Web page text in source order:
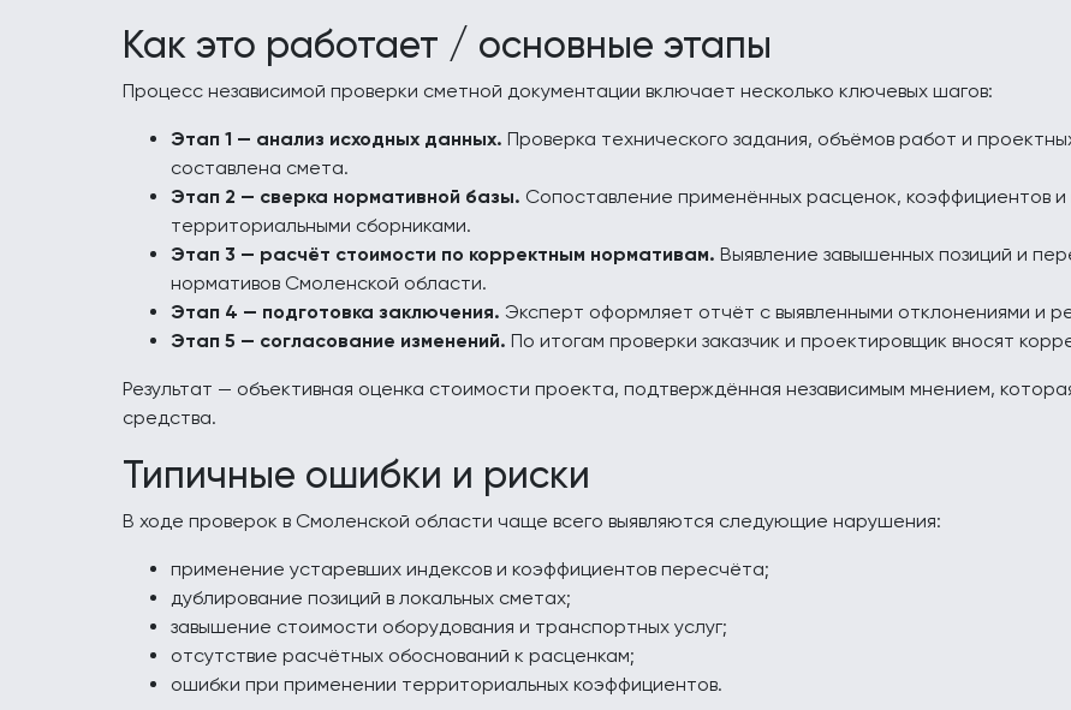
Как это работает / основные этапы
Процесс независимой проверки сметной документации включает несколько ключевых шагов:
Этап 1 — анализ исходных данных. Проверка технического задания, объёмов работ и
составлена смета.
Этап 2 — сверка нормативной базы. Сопоставление применённых расценок, коэффициентов
территориальными сборниками.
Этап 3 — расчёт стоимости по корректным нормативам. Выявление завышенных позиций и
нормативов Смоленской области.
Этап 4 — подготовка заключения. Эксперт оформляет отчёт с выявленными отклонениями и
Этап 5 — согласование изменений. По итогам проверки заказчик и проектировщик вносят
Результат — объективная оценка стоимости проекта, подтверждённая независимым мнением,
средства.
Типичные ошибки и риски
В ходе проверок в Смоленской области чаще всего выявляются следующие нарушения:
применение устаревших индексов и коэффициентов пересчёта;
дублирование позиций в локальных сметах;
завышение стоимости оборудования и транспортных услуг;
отсутствие расчётных обоснований к расценкам;
ошибки при применении территориальных коэффициентов.